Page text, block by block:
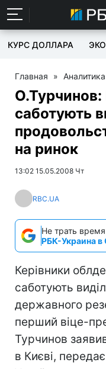
КУРС ДОЛЛАРА
Главная » Аналитика
саботують
на ринок
13:02 15.05.2008 Чт
RBC.UA
Не трать
РБК-Украина в
Керівники
саботують
державного
перший віце-
Турчинов
в Києві,